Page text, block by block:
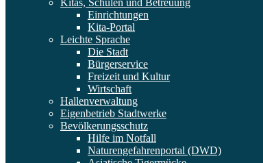
Kitas, Schulen und Betreuung
Einrichtungen
Kita-Portal
Leichte Sprache
Die Stadt
Bürgerservice
Freizeit und Kultur
Wirtschaft
Hallenverwaltung
Eigenbetrieb Stadtwerke
Bevölkerungsschutz
Hilfe im Notfall
Naturengefahrenportal (DWD)